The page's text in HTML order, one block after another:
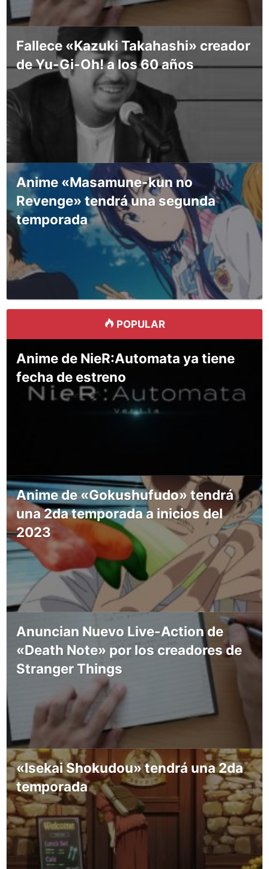
Fallece «Kazuki Takahashi» creador
de Yu-Gi-Oh! a los 60 años
Anime «Masamune-kun no
Revenge» tendrá una segunda
temporada
POPULAR
Anime de NieR:Automata ya tiene
fecha de estreno
Anime de «Gokushufudo» tendrá
una 2da temporada a inicios del
2023
Anuncian Nuevo Live-Action de
«Death Note» por los creadores de
Stranger Things
«Isekai Shokudou» tendrá una 2da
temporada